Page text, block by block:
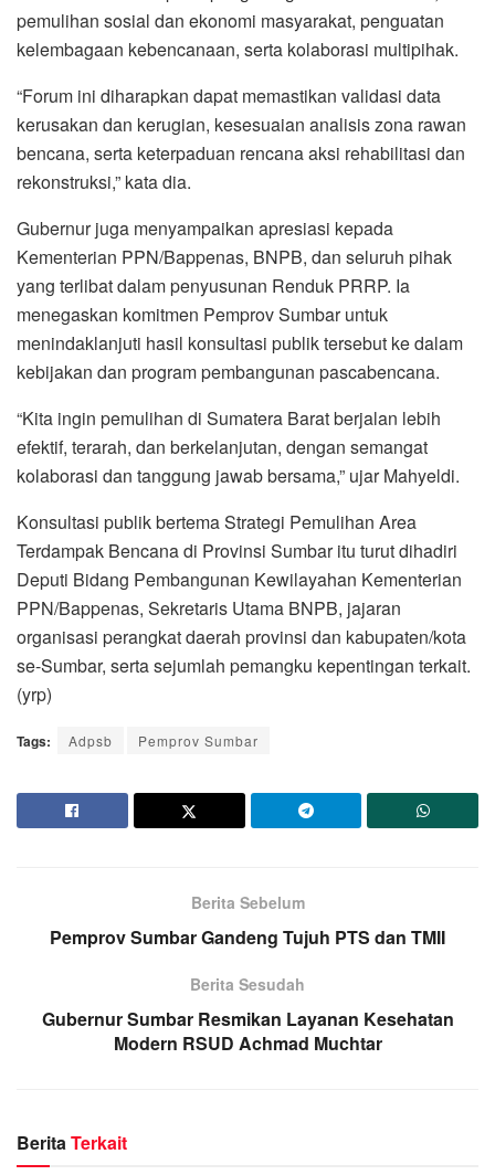
pemulihan sosial dan ekonomi masyarakat, penguatan
kelembagaan kebencanaan, serta kolaborasi multipihak.
“Forum ini diharapkan dapat memastikan validasi data
kerusakan dan kerugian, kesesuaian analisis zona rawan
bencana, serta keterpaduan rencana aksi rehabilitasi dan
rekonstruksi,” kata dia.
Gubernur juga menyampaikan apresiasi kepada
Kementerian PPN/Bappenas, BNPB, dan seluruh pihak
yang terlibat dalam penyusunan Renduk PRRP. Ia
menegaskan komitmen Pemprov Sumbar untuk
menindaklanjuti hasil konsultasi publik tersebut ke dalam
kebijakan dan program pembangunan pascabencana.
“Kita ingin pemulihan di Sumatera Barat berjalan lebih
efektif, terarah, dan berkelanjutan, dengan semangat
kolaborasi dan tanggung jawab bersama,” ujar Mahyeldi.
Konsultasi publik bertema Strategi Pemulihan Area
Terdampak Bencana di Provinsi Sumbar itu turut dihadiri
Deputi Bidang Pembangunan Kewilayahan Kementerian
PPN/Bappenas, Sekretaris Utama BNPB, jajaran
organisasi perangkat daerah provinsi dan kabupaten/kota
se-Sumbar, serta sejumlah pemangku kepentingan terkait.
(yrp)
Tags: Adpsb Pemprov Sumbar
Berita Sebelum
Pemprov Sumbar Gandeng Tujuh PTS dan TMII
Berita Sesudah
Gubernur Sumbar Resmikan Layanan Kesehatan
Modern RSUD Achmad Muchtar
BeritaTerkait